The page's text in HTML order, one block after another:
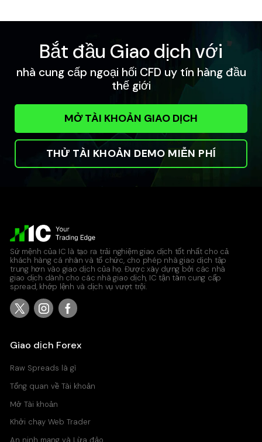
Bắt đầu Giao dịch với
nhà cung cấp ngoại hối CFD uy tín hàng đầu
thế giới
MỞ TÀI KHOẢN GIAO DỊCH
THỬ TÀI KHOẢN DEMO MIỄN PHÍ
Sứ mệnh của IC là tạo ra trải nghiệm giao dịch tốt nhất cho cả
khách hàng cá nhân và tổ chức, cho phép nhà giao dịch tập
trung hơn vào giao dịch của họ. Được xây dựng bởi các nhà
giao dịch dành cho các nhà giao dịch, IC tận tâm cung cấp
spread, khớp lệnh và dịch vụ vượt trội.
Giao dịch Forex
Raw Spreads là gì
Tổng quan về Tài khoản
Mở Tài khoản
Khởi chạy Web Trader